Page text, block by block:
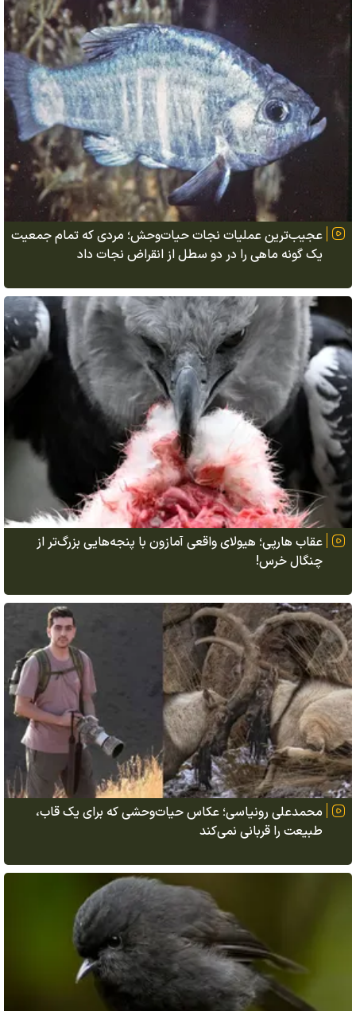
عجیب‌ترین عملیات نجات حیات‌وحش؛ مردی که تمام جمعیت
یک گونه ماهی را در دو سطل از انقراض نجات داد
عقاب هارپی؛ هیولای واقعی آمازون با پنجه‌هایی بزرگ‌تر از
چنگال خرس!
محمدعلی رونیاسی؛ عکاس حیات‌وحشی که برای یک قاب،
طبیعت را قربانی نمی‌کند